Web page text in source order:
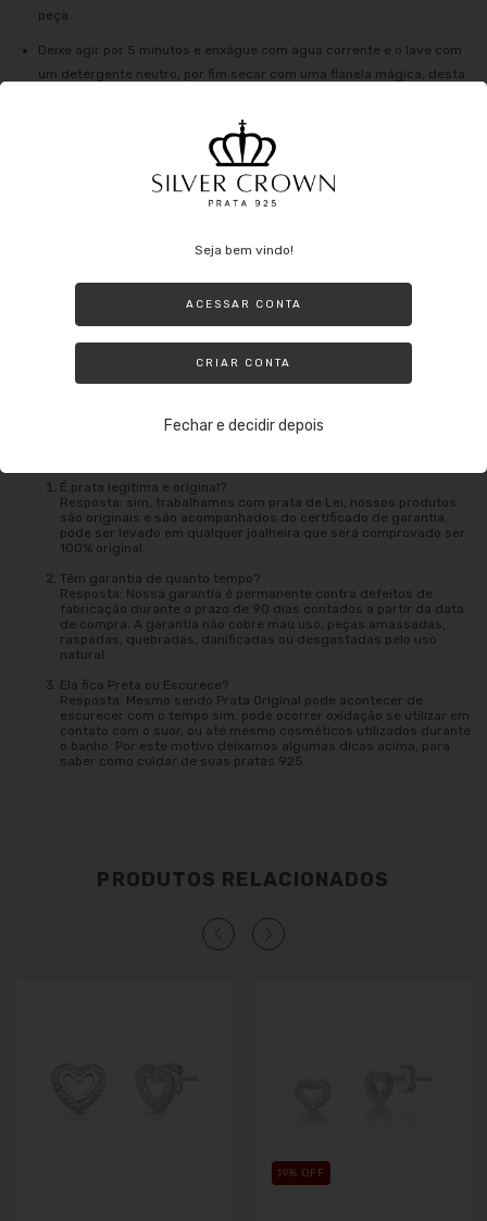
peça.
Deixe agir por 5 minutos e enxágue com água corrente e o lave com
um detergente neutro, por fim secar com uma flanela mágica, desta
O que se evitar no dia a dia com a prata:
uso de produtos nocivos (principalmente alvejante) ou até mesmo nadar
É prata legitima e original?
Resposta: sim, trabalhamos com prata de Lei, nossos produtos
são originais e são acompanhados do certificado de garantia,
pode ser levado em qualquer joalheira que será comprovado ser
100% original.
Têm garantia de quanto tempo?
Resposta: Nossa garantia é permanente contra defeitos de
fabricação durante o prazo de 90 dias contados a partir da data
de compra. A garantia não cobre mau uso, peças amassadas,
raspadas, quebradas, danificadas ou desgastadas pelo uso
natural.
Ela fica Preta ou Escurece?
Resposta: Mesmo sendo Prata Original pode acontecer de
escurecer com o tempo sim, pode ocorrer oxidação se utilizar em
contato com o suor, ou até mesmo cosméticos utilizados durante
o banho. Por este motivo deixamos algumas dicas acima, para
saber como cuidar de suas pratas 925.
PRODUTOS RELACIONADOS
19% OFF
Seja bem vindo!
ACESSAR CONTA
CRIAR CONTA
Fechar e decidir depois